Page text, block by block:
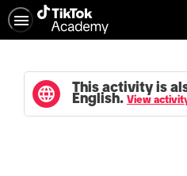
This activity is
English. View